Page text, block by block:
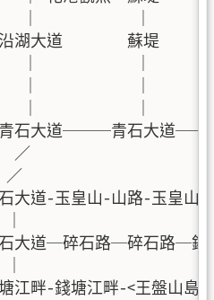
｜            ｜
湖大道        蘇堤
｜            ｜
｜            ｜
｜            ｜
青石大道───青石大道
／
大道-玉皇山-山路-玉皇山
石大道─碎石路─碎石路─銅
江畔-錢塘江畔-<王盤山島>